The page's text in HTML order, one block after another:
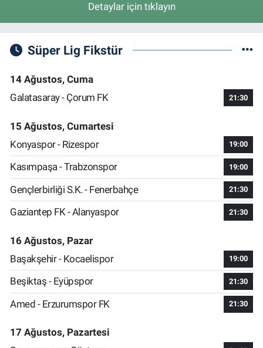
Detaylar için tıklayın
Süper Lig Fikstür
14 Ağustos, Cuma
Galatasaray - Çorum FK
21:30
15 Ağustos, Cumartesi
Konyaspor - Rizespor
19:00
Kasımpaşa - Trabzonspor 19:00
Gençlerbirliği S.K. - Fenerbahçe 21:30
Gaziantep FK - Alanyaspor 21:30
16 Ağustos, Pazar
Başakşehir - Kocaelispor
19:00
Beşiktaş - Eyüpspor 21:30
Amed - Erzurumspor FK 21:30
17 Ağustos, Pazartesi